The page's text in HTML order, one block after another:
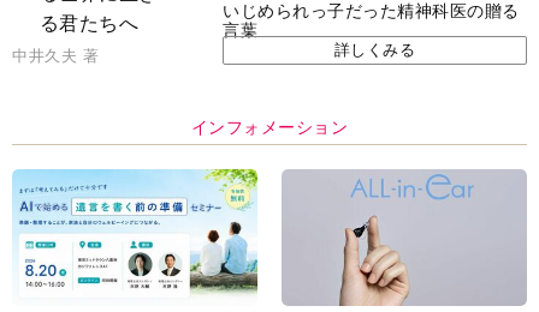
いじめられっ子だった精神科医の贈る
言葉
中井久夫 著 詳しくみる
インフォメーション